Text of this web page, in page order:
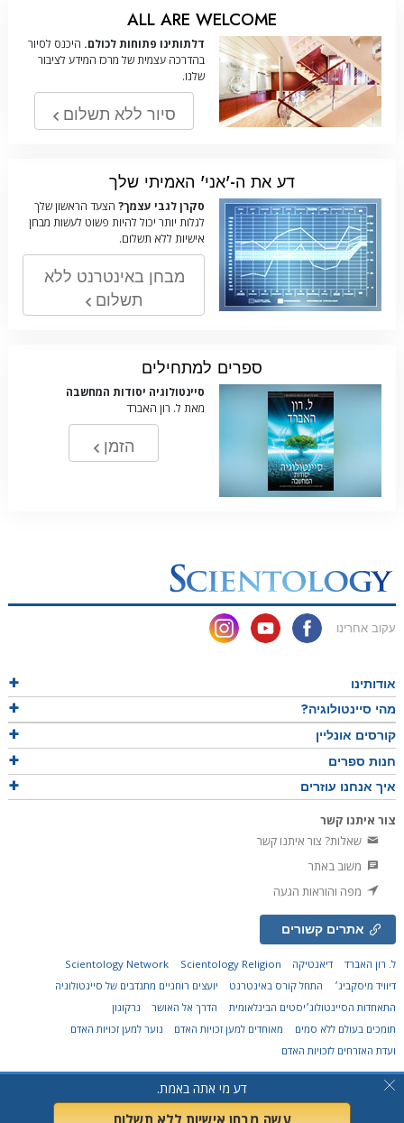
דע מי אתה באמת.
עשה מבחן אישיות ללא תשלום
ALL ARE WELCOME
דלתותינו פתוחות לכולם. היכנס לסיור
בהדרכה עצמית של מרכז המידע לציבור
שלנו.
סיור ללא תשלום
דע את ה-'אני' האמיתי שלך
סקרן לגבי עצמך? הצעד הראשון שלך
לגלות יותר יכול להיות פשוט לעשות מבחן
אישיות ללא תשלום.
מבחן באינטרנט ללא
תשלום
ספרים למתחילים
סיינטולוגיה יסודות המחשבה
מאת ל. רון האברד
הזמן
עקוב אחרינו
אודותינו
מהי סיינטולוגיה?
קורסים אונליין
חנות ספרים
איך אנחנו עוזרים
צור איתנו קשר
שאלות? צור איתנו קשר
משוב באתר
מפה והוראות הגעה
אתרים קשורים
ל. רון האברד דיאנטיקה Scientology Network
Scientology Religion
דיוויד מיסקביג׳
התחל קורס באינטרנט
יועצים רוחניים מתנדבים של סיינטולוגיה
התאחדות הסיינטולוג׳יסטים הבינלאומית
הדרך אל האושר
נרקונון
תומכים בעולם ללא סמים
מאוחדים למען זכויות האדם
נוער למען זכויות האדם
ועדת האזרחים לזכויות האדם
© 2026
• תנאי השימוש•הבהרה משפטית